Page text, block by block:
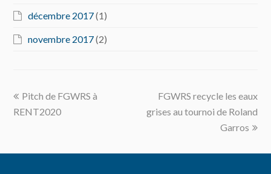
décembre 2017(1)
novembre 2017(2)
previous
post:
Pitch de FGWRS à
RENT2020
next
post:
FGWRS recycle les eaux
grises au tournoi de Roland
Garros